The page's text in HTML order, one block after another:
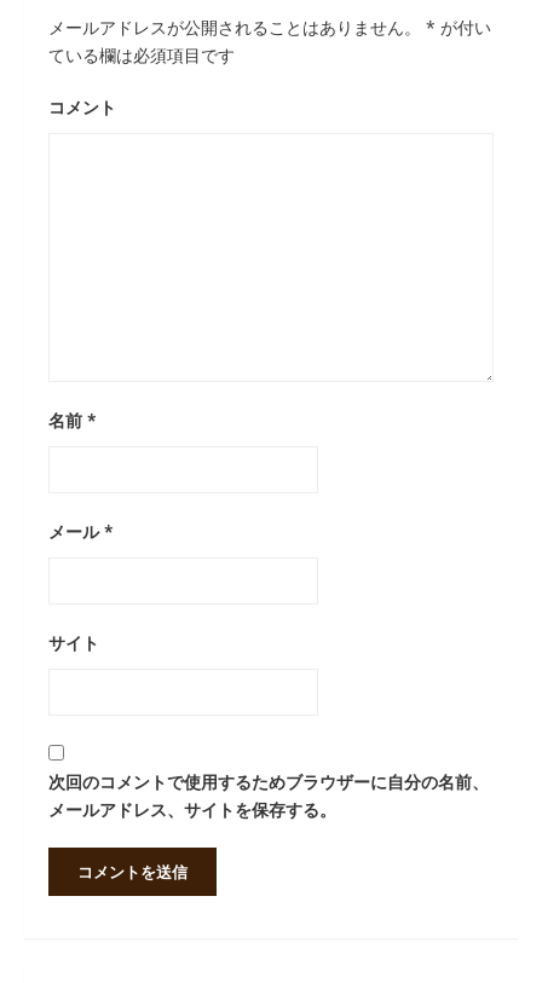
メールアドレスが公開されることはありません。 * が付い
ている欄は必須項目です
コメント
名前 *
メール*
サイト
次回のコメントで使用するためブラウザーに自分の名前、
メールアドレス、サイトを保存する。